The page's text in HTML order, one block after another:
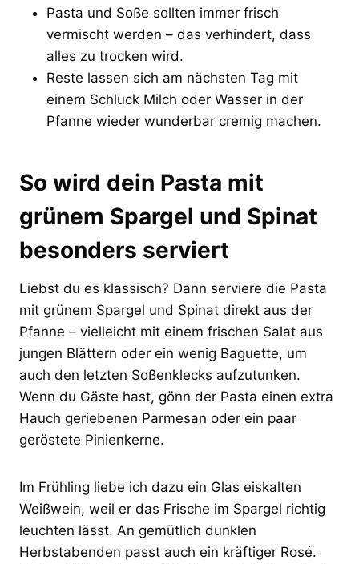
Pasta und Soße sollten immer frisch
vermischt werden – das verhindert, dass
alles zu trocken wird.
Reste lassen sich am nächsten Tag mit
einem Schluck Milch oder Wasser in der
Pfanne wieder wunderbar cremig machen.
So wird dein Pasta mit
grünem Spargel und Spinat
besonders serviert
Liebst du es klassisch? Dann serviere die Pasta
mit grünem Spargel und Spinat direkt aus der
Pfanne – vielleicht mit einem frischen Salat aus
jungen Blättern oder ein wenig Baguette, um
auch den letzten Soßenklecks aufzutunken.
Wenn du Gäste hast, gönn der Pasta einen extra
Hauch geriebenen Parmesan oder ein paar
geröstete Pinienkerne.
Im Frühling liebe ich dazu ein Glas eiskalten
Weißwein, weil er das Frische im Spargel richtig
leuchten lässt. An gemütlich dunklen
Herbstabenden passt auch ein kräftiger Rosé.